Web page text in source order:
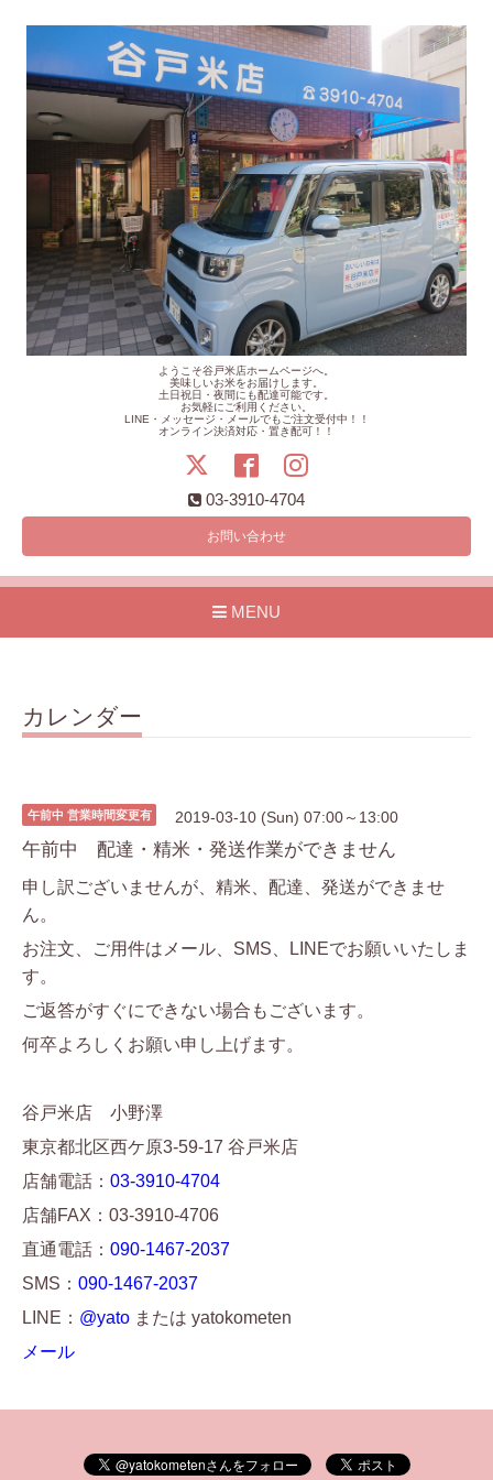
ようこそ谷戸米店ホームページへ。
美味しいお米をお届けします。
土日祝日・夜間にも配達可能です。
お気軽にご利用ください。
LINE・メッセージ・メールでもご注文受付中！！
オンライン決済対応・置き配可！！
03-3910-4704
お問い合わせ
MENU
カレンダー
午前中 営業時間変更有 2019-03-10 (Sun) 07:00～13:00
午前中 配達・精米・発送作業ができません
申し訳ございませんが、精米、配達、発送ができませ
ん。
お注文、ご用件はメール、SMS、LINEでお願いいたしま
す。
ご返答がすぐにできない場合もございます。
何卒よろしくお願い申し上げます。
谷戸米店 小野澤
東京都北区西ケ原3-59-17 谷戸米店
店舗電話： 03-3910-4704
店舗FAX：03-3910-4706
直通電話： 090-1467-2037
SMS： 090-1467-2037
LINE： @yato または yatokometen
メール